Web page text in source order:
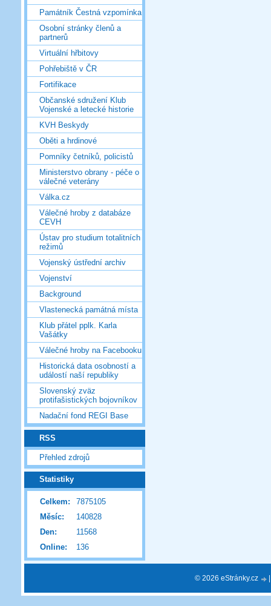
Památník Čestná vzpomínka
Osobní stránky členů a
partnerů
Virtuální hřbitovy
Pohřebiště v ČR
Fortifikace
Občanské sdružení Klub
Vojenské a letecké historie
KVH Beskydy
Oběti a hrdinové
Pomníky četníků, policistů
Ministerstvo obrany - péče o
válečné veterány
Válka.cz
Válečné hroby z databáze
CEVH
Ústav pro studium totalitních
režimů
Vojenský ústřední archiv
Vojenství
Background
Vlastenecká památná místa
Klub přátel pplk. Karla
Vašátky
Válečné hroby na Facebooku
Historická data osobností a
událostí naší republiky
Slovenský zväz
protifašistických bojovníkov
Nadační fond REGI Base
RSS
Přehled zdrojů
Statistiky
Online: 136
Celkem:
7875105
Měsíc:
140828
Den:
11568
© 2026 eStránky.cz